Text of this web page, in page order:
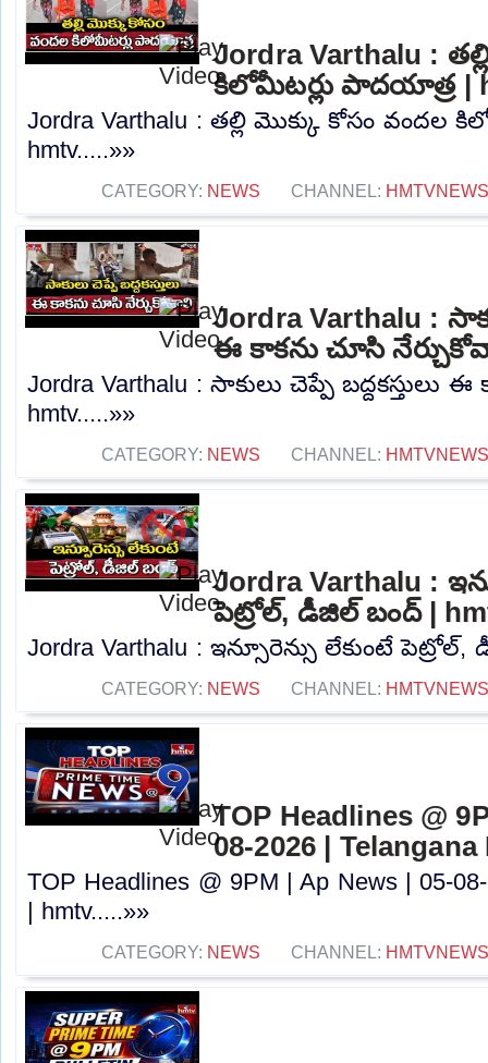
Jordra Varthalu :
కిలోమీటర్లు పాదయాత్ర |
Jordra Varthalu : తల్లి మొక్కు కోసం వందల
hmtv.....»»
CATEGORY: NEWS CHANNEL: HMTVNEWS
Jordra Varthalu :
ఈ కాకను చూసి
Jordra Varthalu : సాకులు చెప్పే బద్దకస్తులు
hmtv.....»»
CATEGORY: NEWS CHANNEL: HMTVNEWS
Jordra Varthalu :
పెట్రోల్, డీజిల్ బంద్ |
Jordra Varthalu : ఇన్సూరెన్సు లేకుంటే పెట్రోల్,
CATEGORY: NEWS CHANNEL: HMTVNEWS
TOP Headlines @
08-2026 |
TOP Headlines @ 9PM | Ap News | 05-
| hmtv.....»»
CATEGORY: NEWS CHANNEL: HMTVNEWS